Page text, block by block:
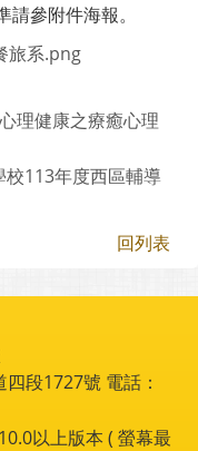
參附件海報。
旅系.png
理健康之療癒心理
113年度西區輔導
回列表
段1727號 電話：
以上版本 ( 螢幕最